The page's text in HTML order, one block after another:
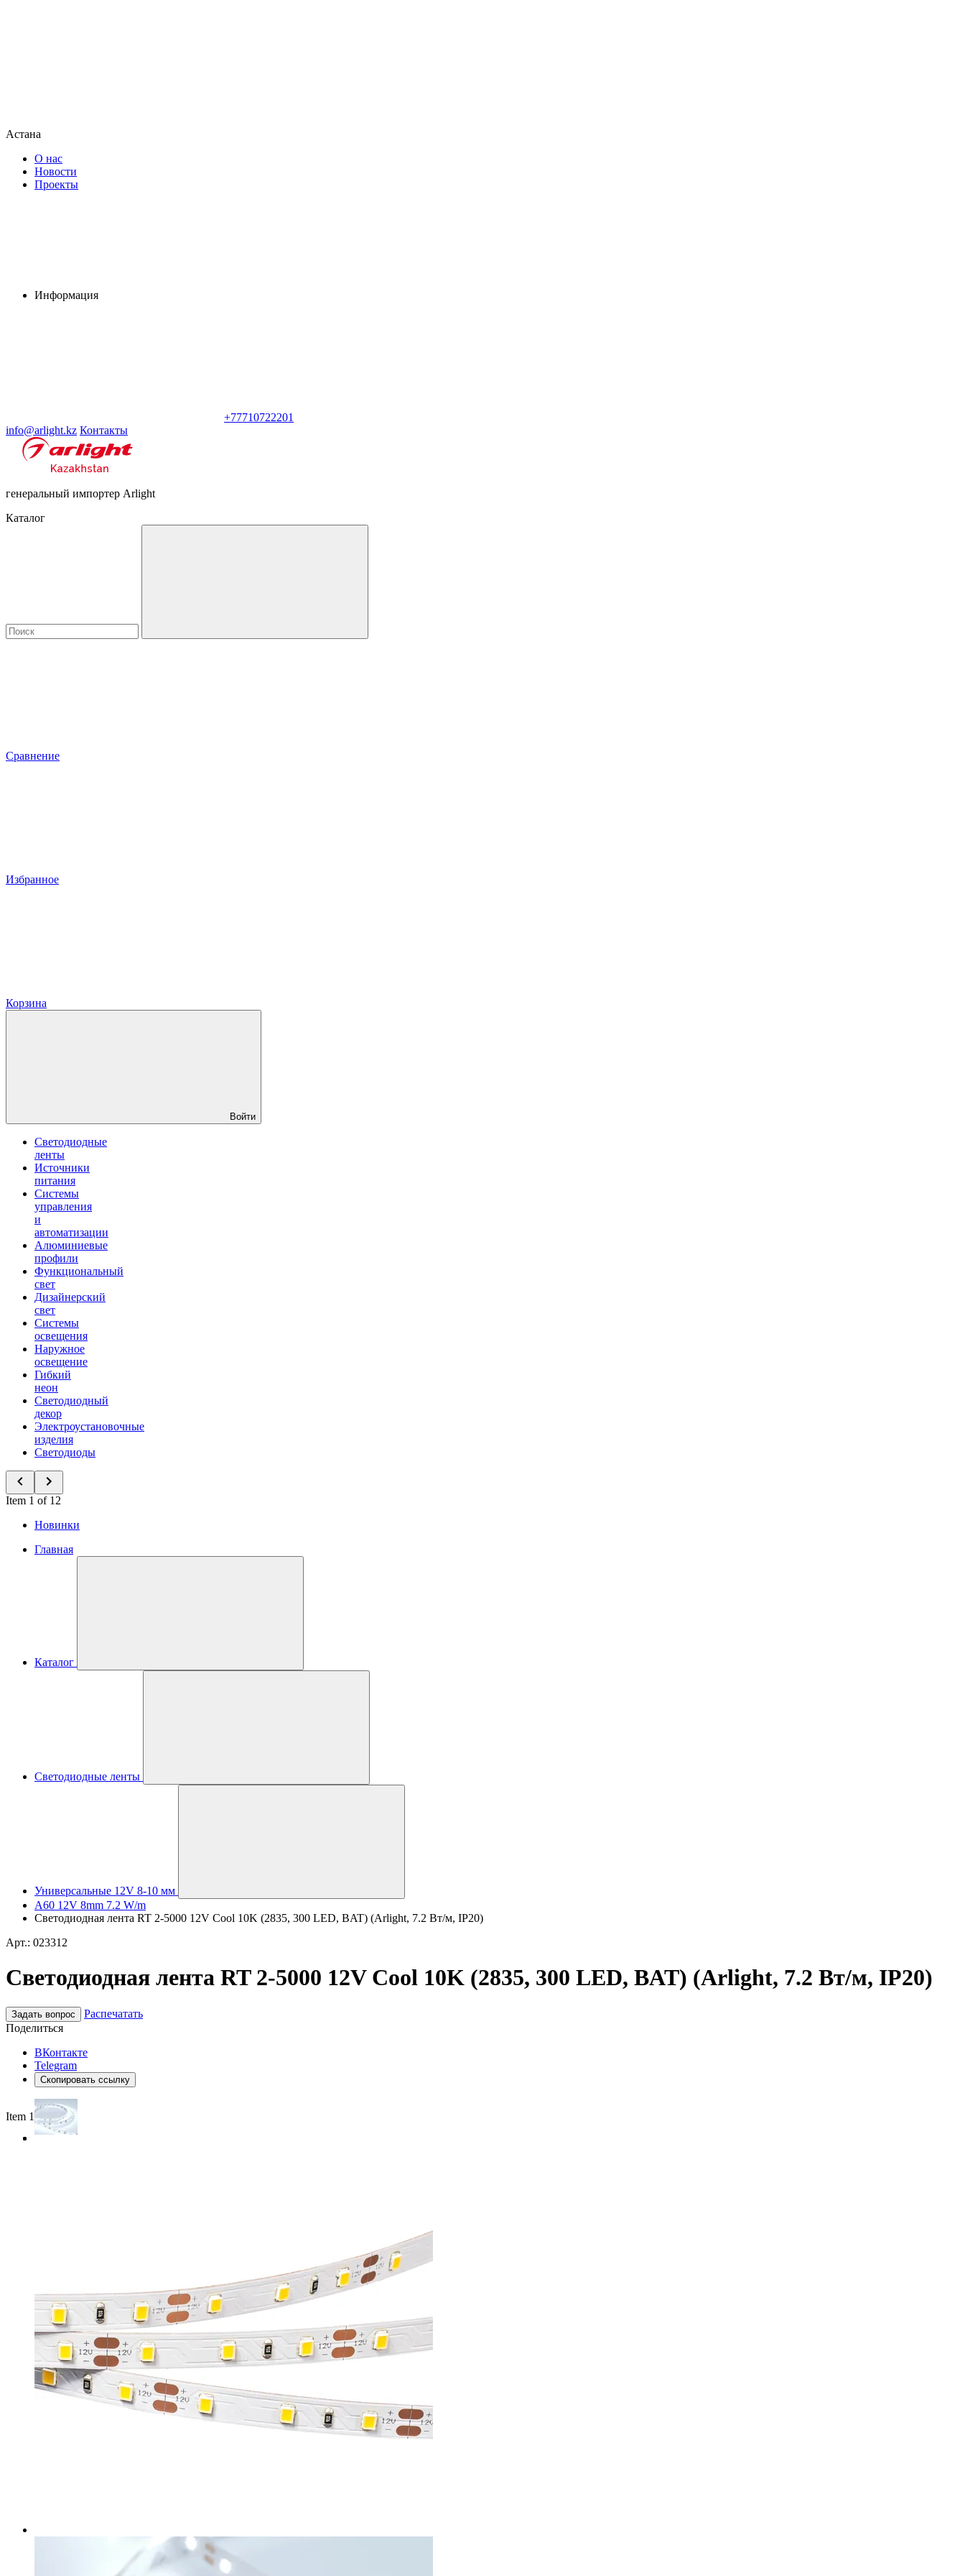
Астана
О нас
Новости
Проекты
Информация
+77710722201
info@arlight.kz Контакты
генеральный импортер Arlight
Каталог
Сравнение
Избранное
Корзина
Войти
Светодиодные
ленты
Источники
питания
Системы
управления
и
автоматизации
Алюминиевые
профили
Функциональный
свет
Дизайнерский
свет
Системы
освещения
Наружное
освещение
Гибкий
неон
Светодиодный
декор
Электроустановочные
изделия
Светодиоды
Item 1 of 12
Новинки
Главная
Каталог
Светодиодные ленты
Универсальные 12V 8-10 мм
A60 12V 8mm 7.2 W/m
Светодиодная лента RT 2-5000 12V Cool 10K (2835, 300 LED, BAT) (Arlight, 7.2 Вт/м, IP20)
Арт.: 023312
Светодиодная лента RT 2-5000 12V Cool 10K (2835, 300 LED, BAT) (Arlight, 7.2 Вт/м, IP20)
Задать вопрос
Распечатать
Поделиться
ВКонтакте
Telegram
Скопировать ссылку
Item 1 of 3